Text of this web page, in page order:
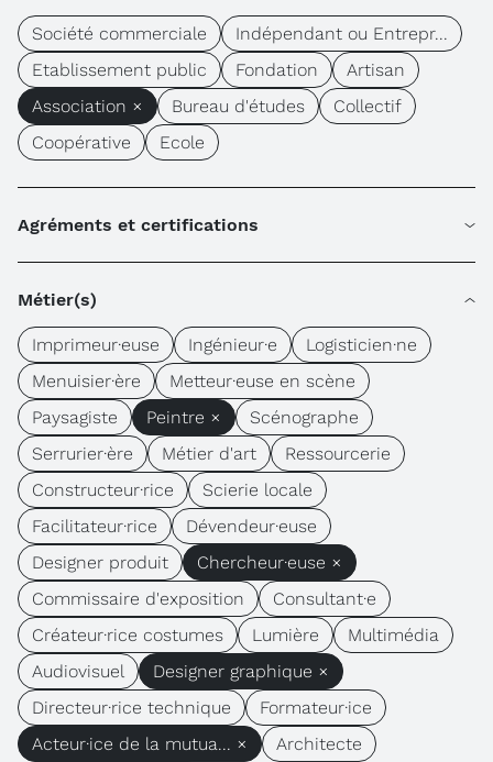
Société commerciale
Indépendant ou Entrepr...
Etablissement public
Fondation
Artisan
Association ×
Bureau d'études
Collectif
Coopérative
Ecole
Agréments et certifications
Métier(s)
Imprimeur·euse Ingénieur·e
Logisticien·ne
Menuisier·ère
Metteur·euse en scène
Paysagiste
Peintre ×
Scénographe
Serrurier·ère
Métier d'art
Ressourcerie
Constructeur·rice
Scierie locale
Facilitateur·rice
Dévendeur·euse
Designer produit
Chercheur·euse ×
Commissaire d'exposition
Consultant·e
Créateur·rice costumes
Lumière
Multimédia
Audiovisuel
Designer graphique ×
Directeur·rice technique
Formateur·ice
Acteur·ice de la mutua... ×
Architecte